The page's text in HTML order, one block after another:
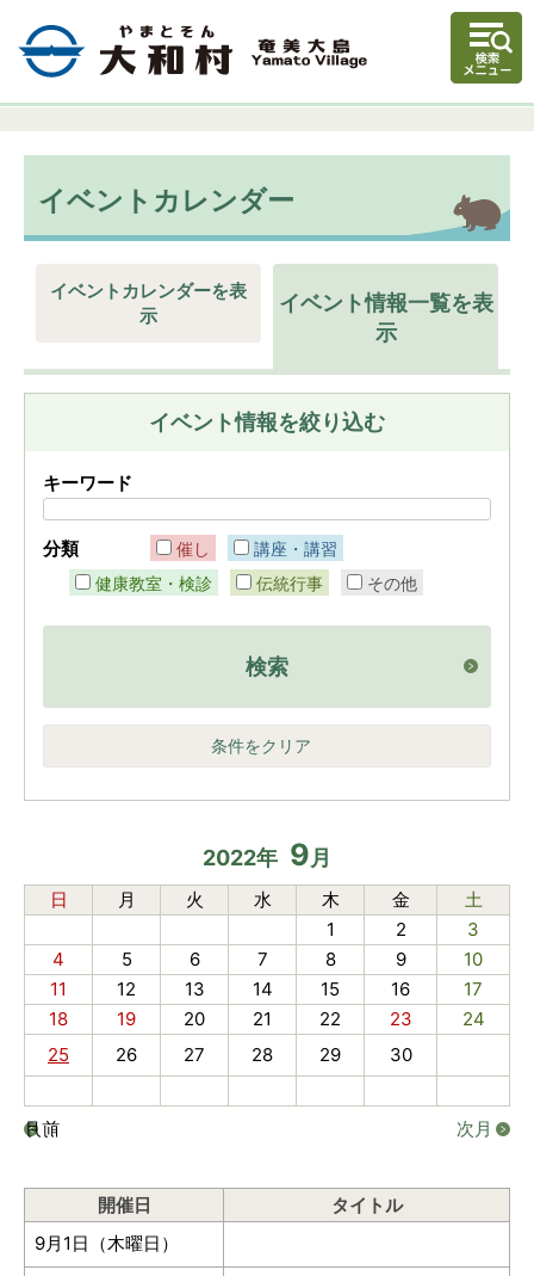
イベントカレンダー
イベントカレンダーを表
示
イベント情報一覧を表
示
イベント情報を絞り込む
キーワード
分類 催し
講座・講習
健康教室・検診
伝統行事 その他
検索
条件をクリア
2022年 9月
日 月 火 水 木 金
土
1
2
3
4
5 6 7 8 9
10
11
12 13 14 15 16
17
18
19 20 21 22 23
24
25
26 27 28 29 30
前月 次月
開催日
タイトル
9月1日（木曜日）